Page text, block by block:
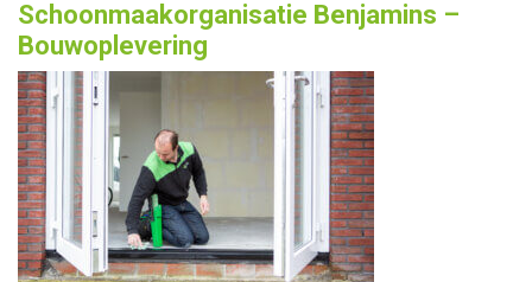
Schoonmaakorganisatie Benjamins –
Bouwoplevering